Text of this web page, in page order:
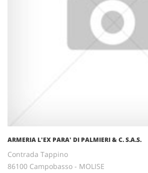
ARMERIA L'EX PARA' DI PALMIERI & C. S.A.S.
Contrada Tappino
86100 Campobasso - MOLISE